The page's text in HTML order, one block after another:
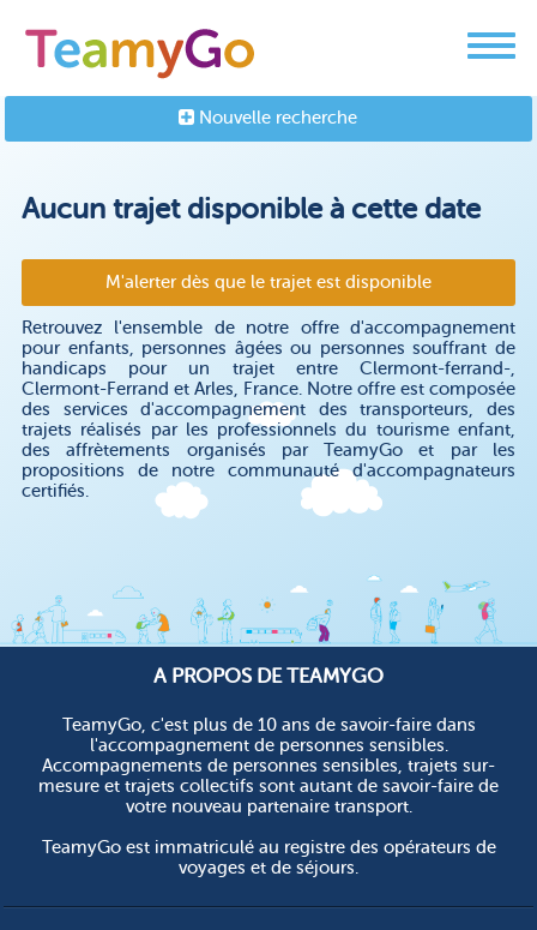
Nouvelle recherche
Aucun trajet disponible à cette date
M'alerter dès que le trajet est disponible
Retrouvez l'ensemble de notre offre d'accompagnement
pour enfants, personnes âgées ou personnes souffrant de
handicaps pour un trajet entre Clermont-ferrand-,
Clermont-Ferrand et Arles, France. Notre offre est composée
des services d'accompagnement des transporteurs, des
trajets réalisés par les professionnels du tourisme enfant,
des affrètements organisés par TeamyGo et par les
propositions de notre communauté d'accompagnateurs
certifiés.
A PROPOS DE TEAMYGO
TeamyGo, c'est plus de 10 ans de savoir-faire dans
l'accompagnement de personnes sensibles.
Accompagnements de personnes sensibles, trajets sur-
mesure et trajets collectifs sont autant de savoir-faire de
votre nouveau partenaire transport.
TeamyGo est immatriculé au registre des opérateurs de
voyages et de séjours.